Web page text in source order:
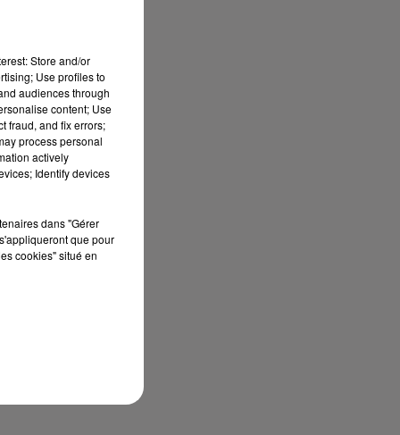
Store and/or
Use profiles to
audiences through
content; Use
fraud, and fix errors;
process personal
actively
Identify devices
dans "Gérer
que pour
cookies" situé en